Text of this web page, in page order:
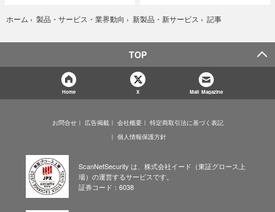
ホーム › 製品・サービス・業界動向 › 新製品・新サービス › 記事
TOP
Home X Mail Magazine
お問合せ 広告掲載 会社概要
特定商取引法に基づく表記
個人情報保護方針
ScanNetSecurity は、株式会社イード（東証グロース上
場）の運営するサービスです。
証券コード：6038